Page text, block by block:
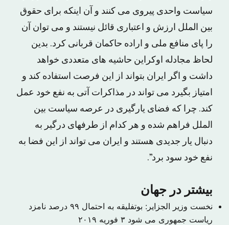
سیاست واحدی پیروی می‌ کنند و آن اینکه برای حقوق
بین ‌الملل ارزش و اعتباری قائل نیستند و می ‌توان آن
را پای منافع ملی و اراده حاکمان قربانی کرد. بدین
لحاظ مجادله اوکراین حاشیه های متعددی خواهد
داشت و اگر ایران بتواند از این فرصت استفاده کند و
امتیاز بگیرد می تواند در مذاکرات آتی به نفع خود عمل
کند. چرا که فضای یارگیری در عرصه سیاست بین
الملل فراهم شده و هر کدام از طرفهای درگیر به
دنبال یار جدیدی هستند و ایران می تواند از این فضا به
نفع خود سود برد”.
بیشتر در جهان
نخست وزیر الجزایر: بوتفلیقه به احتمال ۹۹ درصد نامزد
ریاست جمهوری می شود ۳ فوریه ۲۰۱۹